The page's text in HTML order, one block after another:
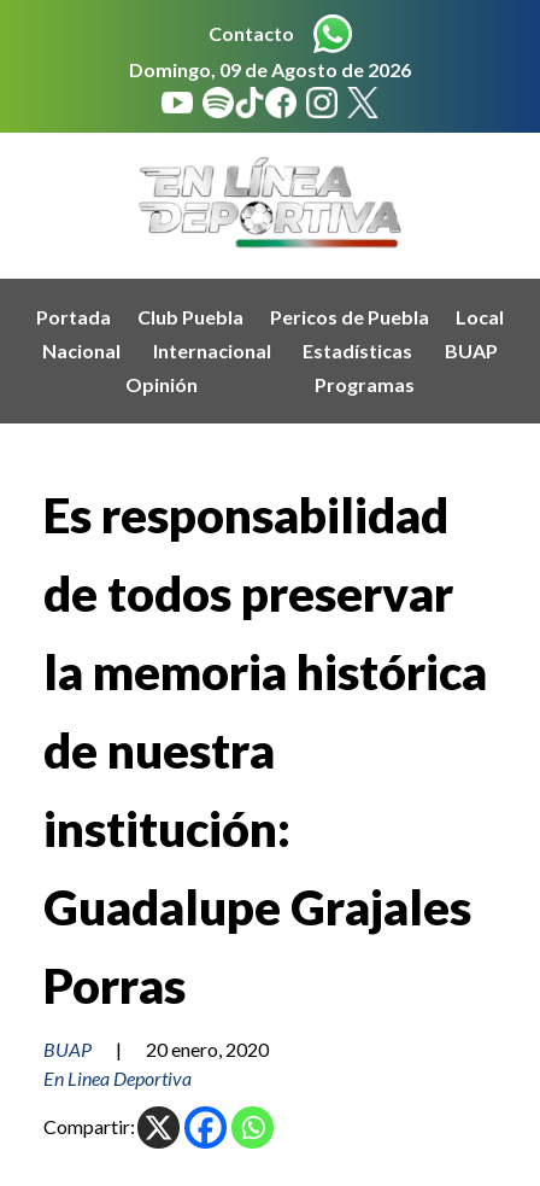
Contacto
Domingo, 09 de Agosto de 2026
Portada Club Puebla Pericos de Puebla
Local
Nacional
Internacional Estadísticas
BUAP
Opinión
Programas
Es responsabilidad
de todos preservar
la memoria histórica
de nuestra
institución:
Guadalupe Grajales
Porras
BUAP |
20 enero, 2020
En Linea Deportiva
Compartir: